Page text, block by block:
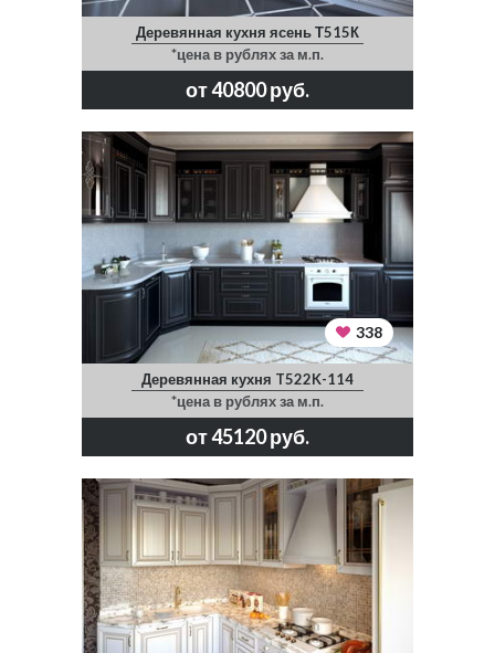
Деревянная кухня ясень Т515К
*цена в рублях за м.п.
от 40800 руб.
338
Деревянная кухня T522K-114
*цена в рублях за м.п.
от 45120 руб.